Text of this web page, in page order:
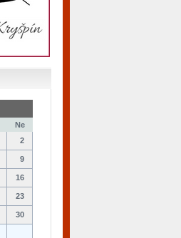
Ne
2
9
16
23
30